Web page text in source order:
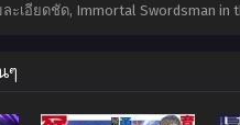
ะเอียดชัด, Immortal Swordsman in
ๆ